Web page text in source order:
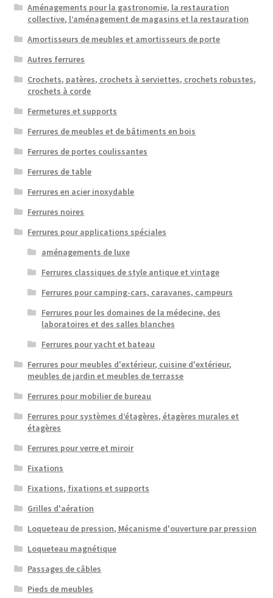
Aménagements pour la gastronomie, la restauration
collective, l’aménagement de magasins et la restauration
Amortisseurs de meubles et amortisseurs de porte
Autres ferrures
Crochets, patères, crochets à serviettes, crochets robustes,
crochets à corde
Fermetures et supports
Ferrures de meubles et de bâtiments en bois
Ferrures de portes coulissantes
Ferrures de table
Ferrures en acier inoxydable
Ferrures noires
Ferrures pour applications spéciales
aménagements de luxe
Ferrures classiques de style antique et vintage
Ferrures pour camping-cars, caravanes, campeurs
Ferrures pour les domaines de la médecine, des
laboratoires et des salles blanches
Ferrures pour yacht et bateau
Ferrures pour meubles d'extérieur, cuisine d'extérieur,
meubles de jardin et meubles de terrasse
Ferrures pour mobilier de bureau
Ferrures pour systèmes d’étagères, étagères murales et
étagères
Ferrures pour verre et miroir
Fixations
Fixations, fixations et supports
Grilles d'aération
Loqueteau de pression, Mécanisme d'ouverture par pression
Loqueteau magnétique
Passages de câbles
Pieds de meubles